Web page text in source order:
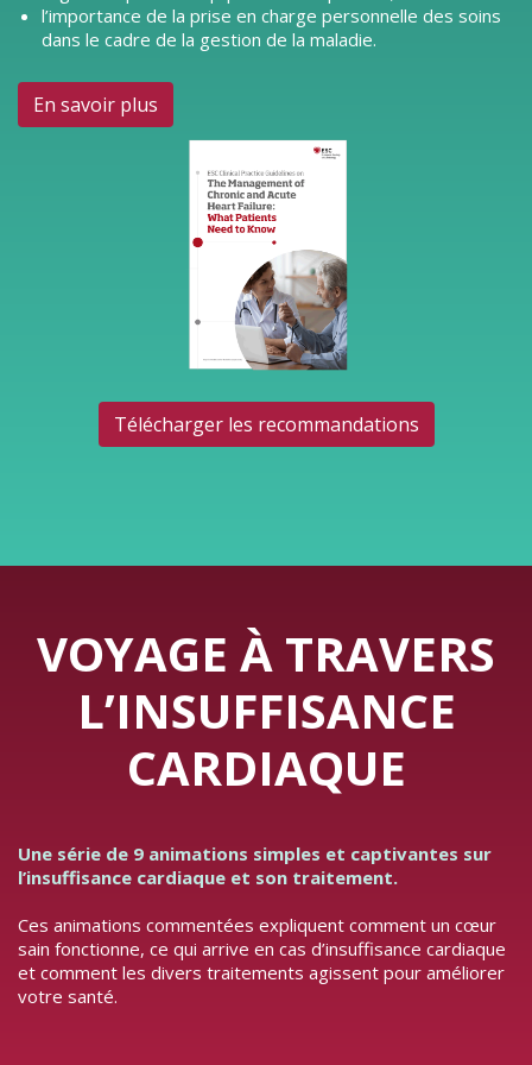
l’importance de la prise en charge personnelle des soins
dans le cadre de la gestion de la maladie.
En savoir plus
Télécharger les recommandations
VOYAGE À TRAVERS
L’INSUFFISANCE
CARDIAQUE
Une série de 9 animations simples et captivantes sur
l’insuffisance cardiaque et son traitement.
Ces animations commentées expliquent comment un cœur
sain fonctionne, ce qui arrive en cas d’insuffisance cardiaque
et comment les divers traitements agissent pour améliorer
votre santé.